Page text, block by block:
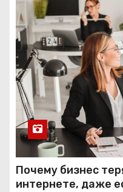
Почему бизнес
интернете, даже